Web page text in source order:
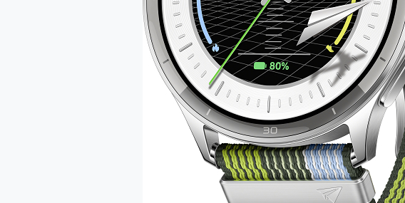
一吸完美對位 擁有超強吸力與超好用的隱
OPPO 哈蘇 300mm 專業增距鏡實測：
Motorola edge 70 pro 及 moto g37 power
近八千元的 Soundcore Liberty 5 Pro Max
ASUS Pad 全面應援 Me Time，加碼愛奇